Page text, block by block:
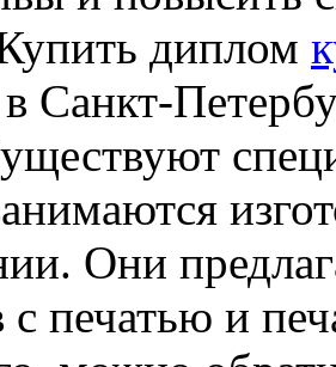
диплом
Санкт-
Они
печатью и